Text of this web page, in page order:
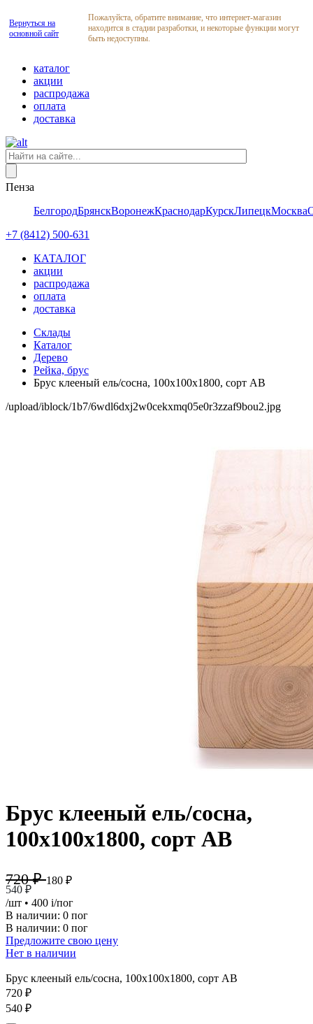
Вернуться на
основной сайт
Пожалуйста, обратите внимание, что интернет-магазин
находится в стадии разработки, и некоторые функции могут
быть недоступны.
каталог
акции
распродажа
оплата
доставка
Пенза
БелгородБрянскВоронежКраснодарКурскЛипецкМосква
+7 (8412) 500-631
КАТАЛОГ
акции
распродажа
оплата
доставка
Склады
Каталог
Дерево
Рейка, брус
Брус клееный ель/сосна, 100х100х1800, сорт АВ
/upload/iblock/1b7/6wdl6dxj2w0cekxmq05e0r3zzaf9bou2.jpg
Брус клееный ель/сосна,
100х100х1800, сорт АВ
720 ₽180 ₽
540 ₽
/шт • 400 i/пог
В наличии: 0 пог
В наличии: 0 пог
Предложите свою цену
Нет в наличии
Брус клееный ель/сосна, 100х100х1800, сорт АВ
720 ₽
540 ₽